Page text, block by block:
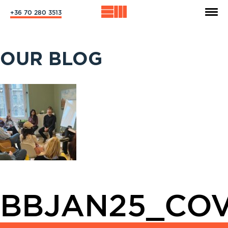
+36 70 280 3513
OUR BLOG